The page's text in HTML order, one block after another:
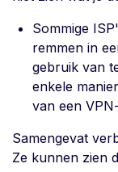
Sommige
remmen in
gebruik van
enkele
van een
Samengevat
Ze kunnen zien